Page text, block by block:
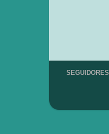
SEGUIDORES